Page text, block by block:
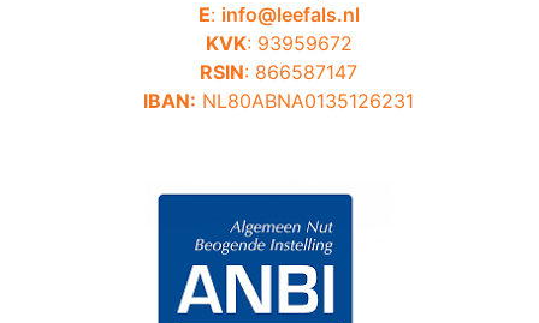
E: info@leefals.nl
KVK: 93959672
RSIN: 866587147
IBAN: NL80ABNA0135126231